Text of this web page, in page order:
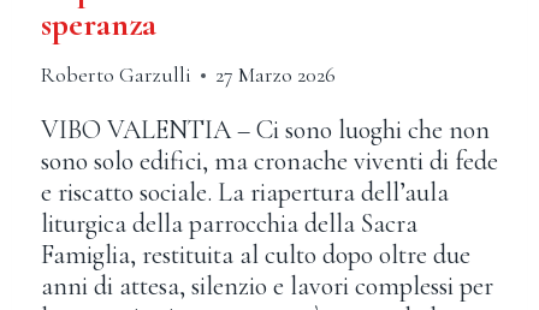
speranza
Roberto Garzulli 27 Marzo 2026
VIBO VALENTIA – Ci sono luoghi che non
sono solo edifici, ma cronache viventi di fede
e riscatto sociale. La riapertura dell’aula
liturgica della parrocchia della Sacra
Famiglia, restituita al culto dopo oltre due
anni di attesa, silenzio e lavori complessi per